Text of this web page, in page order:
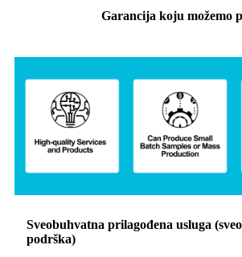
Garancija koju možemo
Sveobuhvatna prilagođena usluga
podrška)